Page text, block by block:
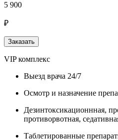
5 900
₽
Заказать
VIP комплекс
Выезд врача 24/7
Осмотр и назначение
Дезинтоксикационнная,
противорвотная,
Таблетированные